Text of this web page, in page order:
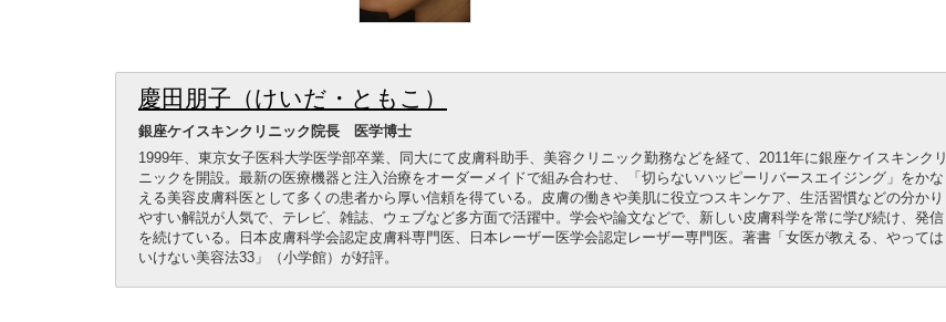
慶田朋子（けいだ・ともこ）
銀座ケイスキンクリニック院長 医学博士
1999年、東京女子医科大学医学部卒業、同大にて皮膚科助手、美容クリニック勤務などを経て、2011年に銀座ケイスキンクリ
ニックを開設。最新の医療機器と注入治療をオーダーメイドで組み合わせ、「切らないハッピーリバースエイジング」をかな
える美容皮膚科医として多くの患者から厚い信頼を得ている。皮膚の働きや美肌に役立つスキンケア、生活習慣などの分かり
やすい解説が人気で、テレビ、雑誌、ウェブなど多方面で活躍中。学会や論文などで、新しい皮膚科学を常に学び続け、発信
を続けている。日本皮膚科学会認定皮膚科専門医、日本レーザー医学会認定レーザー専門医。著書「女医が教える、やっては
いけない美容法33」（小学館）が好評。